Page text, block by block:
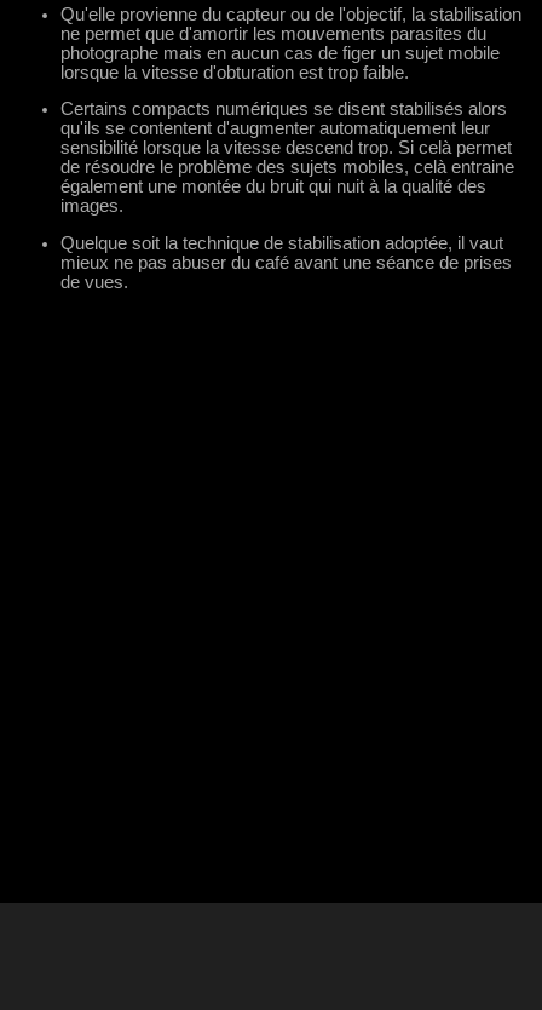
Qu'elle provienne du capteur ou de l'objectif, la stabilisation
ne permet que d'amortir les mouvements parasites du
photographe mais en aucun cas de figer un sujet mobile
lorsque la vitesse d'obturation est trop faible.
Certains compacts numériques se disent stabilisés alors
qu'ils se contentent d'augmenter automatiquement leur
sensibilité lorsque la vitesse descend trop. Si celà permet
de résoudre le problème des sujets mobiles, celà entraine
également une montée du bruit qui nuit à la qualité des
images.
Quelque soit la technique de stabilisation adoptée, il vaut
mieux ne pas abuser du café avant une séance de prises
de vues.